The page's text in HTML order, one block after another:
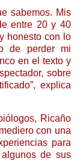
sabemos. Mis
entre 20 y 40
honesto con lo
de perder mi
en el texto y
sobre
explica
Ricaño
con una
para
de sus